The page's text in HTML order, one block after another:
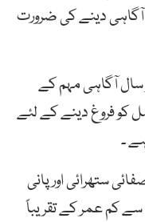
آگاہی دینے کی ضرورت
سال آگاہی مہم کے
کو فروغ دینے کے لئے
۔
ستھرائی اور پانی
کم عمر کے تقریباً